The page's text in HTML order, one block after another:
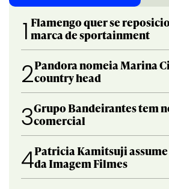
1 Flamengo quer se
marca de sportainment
2Pandora nomeia Marina
country head
3Grupo Bandeirantes tem
comercial
4Patricia Kamitsuji
da Imagem Filmes